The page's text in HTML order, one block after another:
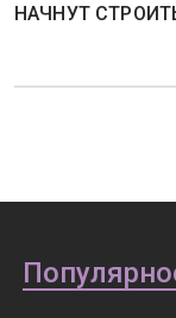
НАЧНУТ